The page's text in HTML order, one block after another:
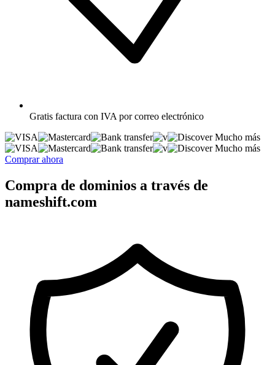
Gratis factura con IVA por correo electrónico
Mucho más
Mucho más
Comprar ahora
Compra de dominios a través de
nameshift.com